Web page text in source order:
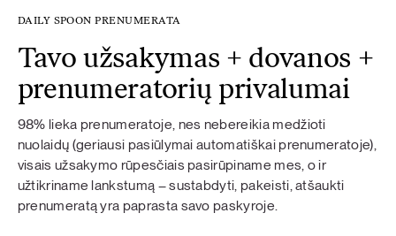
DAILY SPOON PRENUMERATA
Tavo užsakymas + dovanos +
prenumeratorių privalumai
98% lieka prenumeratoje, nes nebereikia medžioti
nuolaidų (geriausi pasiūlymai automatiškai prenumeratoje),
visais užsakymo rūpesčiais pasirūpiname mes, o ir
užtikriname lankstumą – sustabdyti, pakeisti, atšaukti
prenumeratą yra paprasta savo paskyroje.